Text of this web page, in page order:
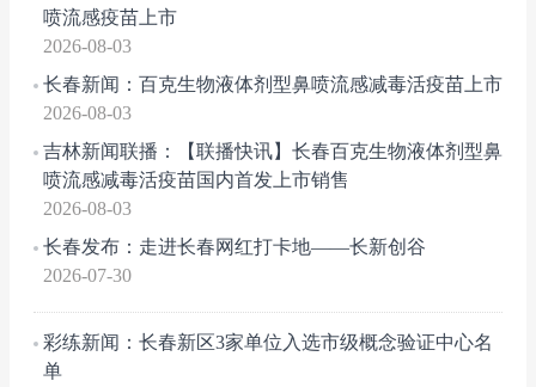
喷流感疫苗上市
2026-08-03
长春新闻：百克生物液体剂型鼻喷流感减毒活疫苗上市
2026-08-03
吉林新闻联播：【联播快讯】长春百克生物液体剂型鼻
喷流感减毒活疫苗国内首发上市销售
2026-08-03
长春发布：走进长春网红打卡地——长新创谷
2026-07-30
彩练新闻：长春新区3家单位入选市级概念验证中心名
单